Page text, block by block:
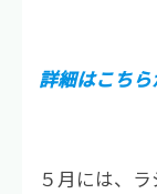
詳細はこちら
５月には、